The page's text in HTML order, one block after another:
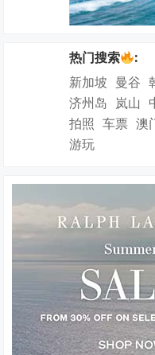
热门搜索
:
新加坡 曼谷
济州岛 岚山
拍照 车票 澳
游玩